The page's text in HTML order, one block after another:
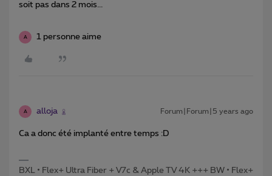
soit pas dans 2 mois...
A 1 personne aime
A alloja Forum|Forum|5 years ago
Ca a donc été implanté entre temps :D
BXL • Flex+ Ultra Fiber + V7c & Apple TV 4K +++ BW • Flex+